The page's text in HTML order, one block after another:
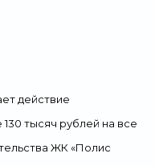
действие
тысяч рублей на все
ЖК «Полис